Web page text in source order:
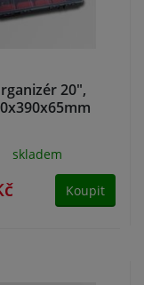
20",
skladem
Koupit